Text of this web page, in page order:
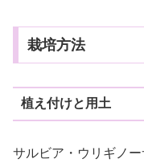
栽培方法
植え付けと用土
サルビア・ウリギノ